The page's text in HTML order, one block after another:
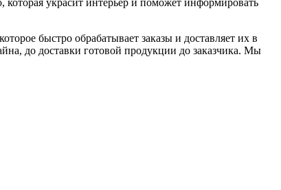
украсит интерьер и поможет информировать
быстро обрабатывает заказы и доставляет их в
до доставки готовой продукции до заказчика. Мы